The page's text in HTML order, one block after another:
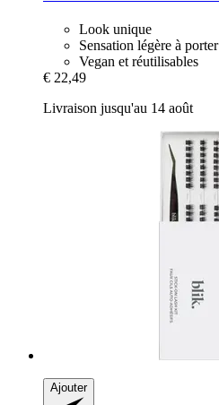
Look unique
Sensation légère à porter
Vegan et réutilisables
€ 22,49
Livraison jusqu'au 14 août
Ajouter